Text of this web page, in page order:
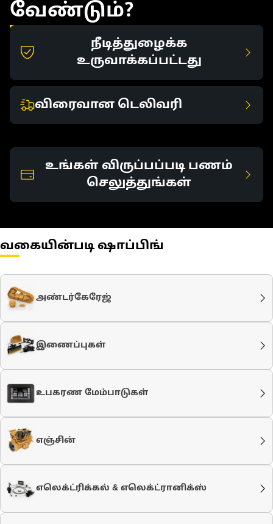
வேண்டும்?
நீடித்துழைக்க
உருவாக்கப்பட்டது
விரைவான டெலிவரி
உங்கள் விருப்பப்படி பணம்
செலுத்துங்கள்
வகையின்படி ஷாப்பிங்
அண்டர்கேரேஜ்
இணைப்புகள்
உபகரண மேம்பாடுகள்
எஞ்சின்
எலெக்ட்ரிக்கல் & எலெக்ட்ரானிக்ஸ்